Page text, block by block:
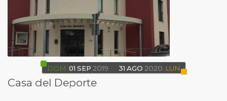
DOM 01 SEP 2019 31 AGO 2020 LUN
Casa del Deporte